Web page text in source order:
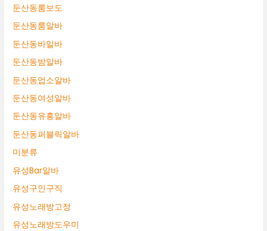
둔산동룸보도
둔산동룸알바
둔산동바알바
둔산동밤알바
둔산동업소알바
둔산동여성알바
둔산동유흥알바
둔산동퍼블릭알바
미분류
유성Bar알바
유성구인구직
유성노래방고정
유성노래방도우미